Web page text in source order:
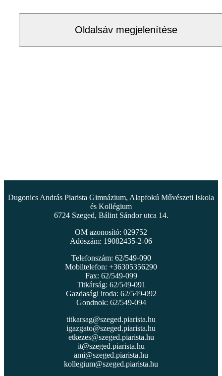
Oldalsáv megjelenítése
Dugonics András Piarista Gimnázium, Alapfokú Művészeti Iskola
és Kollégium
6724 Szeged, Bálint Sándor utca 14.
OM azonosító: 029752
Adószám: 19082435-2-06
Telefonszám: 62/549-090
Mobiltelefon: +36305356290
Fax: 62/549-099
Titkárság: 62/549-091
Gazdasági iroda: 62/549-092
Gondnok: 62/549-094
titkarsag@szeged.piarista.hu
igazgato@szeged.piarista.hu
etkezes@szeged.piarista.hu
it@szeged.piarista.hu
ami@szeged.piarista.hu
kollegium@szeged.piarista.hu